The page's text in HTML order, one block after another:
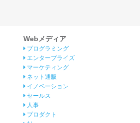
Webメディア
プログラミング
エンタープライズ
マーケティング
ネット通販
イノベーション
セールス
人事
プロダクト